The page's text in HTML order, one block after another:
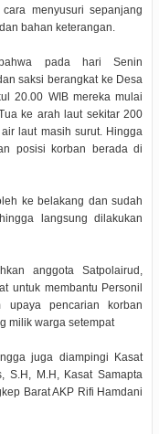
menyusuri sepanjang
bahan keterangan.
pada hari Senin
saksi berangkat ke Desa
20.00 WIB mereka mulai
ke arah laut sekitar 200
laut masih surut. Hingga
posisi korban berada di
ke belakang dan sudah
langsung dilakukan
anggota Satpolairud,
untuk membantu Personil
upaya pencarian korban
milik warga setempat
juga diampingi Kasat
S.H, M.H, Kasat Samapta
Barat AKP Rifi Hamdani